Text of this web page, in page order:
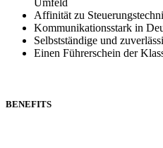
Affinität zu
Kommunikationsstark in
Selbstständige und
Einen Führerschein der
BENEFITS